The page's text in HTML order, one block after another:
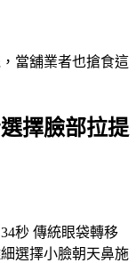
當舖業者也搶食這
擇臉部拉提
秒 傳統眼袋轉移
選擇小臉朝天鼻施